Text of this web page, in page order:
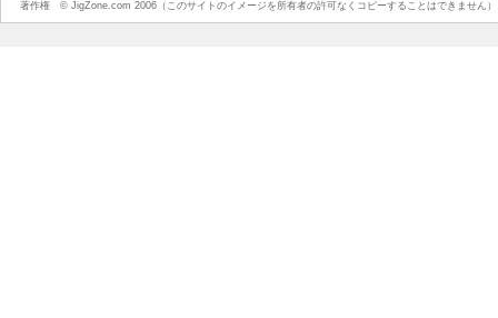
著作権 © JigZone.com 2006（このサイトのイメージを所有者の許可なくコピーすることはできません）